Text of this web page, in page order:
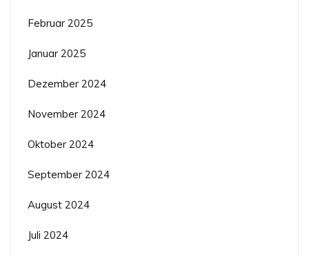
Februar 2025
Januar 2025
Dezember 2024
November 2024
Oktober 2024
September 2024
August 2024
Juli 2024